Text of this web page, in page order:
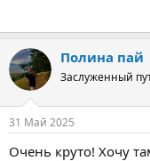
Полина пай
Заслуженный
31 Май 2025
Очень круто! Хочу